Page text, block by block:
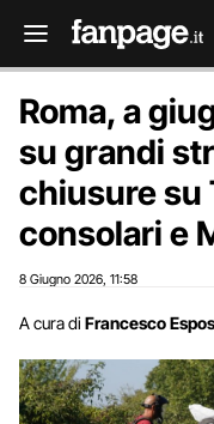
Roma, a
su grandi
chiusure su
consolari e
8 Giugno 2026 11:58
A cura di Francesco